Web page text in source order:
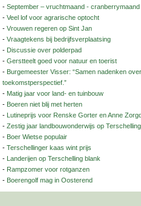
- September – vruchtmaand - cranberrymaand
- Veel lof voor agrarische optocht
- Vrouwen regeren op Sint Jan
- Vraagtekens bij bedrijfsverplaatsing
- Discussie over polderpad
- Gerstteelt goed voor natuur en toerist
- Burgemeester Visser: “Samen nadenken
toekomstperspectief.”
- Matig jaar voor land- en tuinbouw
- Boeren niet blij met herten
- Lutineprijs voor Renske Gorter en Anne
- Zestig jaar landbouwonderwijs op Terschelling
- Boer Wietse populair
- Terschellinger kaas wint prijs
- Landerijen op Terschelling blank
- Rampzomer voor rotganzen
- Boerengolf mag in Oosterend